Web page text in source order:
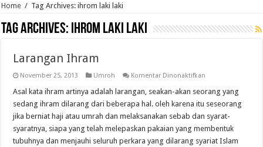
Home / Tag Archives: ihrom laki laki
Tag Archives: ihrom laki laki
Larangan Ihram
November 25, 2013 Umroh Komentar Dinonaktifkan
Ihram
Asal kata ihram artinya adalah larangan, seakan-akan seorang yang
sedang ihram dilarang dari beberapa hal. oleh karena itu seseorang
jika berniat haji atau umrah dan melaksanakan sebab dan syarat-
syaratnya, siapa yang telah melepaskan pakaian yang membentuk
tubuhnya dan menjauhi seluruh perkara yang dilarang syariat Islam